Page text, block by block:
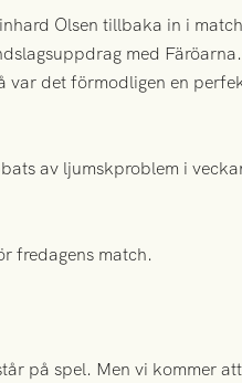
Olsen tillbaka in i
med
var det förmodligen en
av ljumskproblem i
fredagens match.
på spel. Men vi kommer